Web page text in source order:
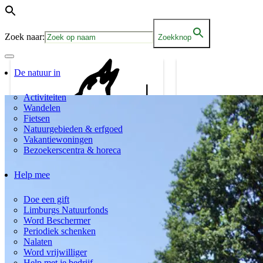
Zoek naar: Zoekknop
De natuur in
Activiteiten
Wandelen
Fietsen
Natuurgebieden & erfgoed
Vakantiewoningen
Bezoekerscentra & horeca
Help mee
Doe een gift
Limburgs Natuurfonds
Word Beschermer
Periodiek schenken
Nalaten
Word vrijwilliger